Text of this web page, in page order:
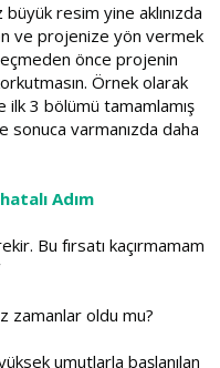
resim yine aklınızda
ve projenize yön vermek
önce projenin
Örnek olarak
ilk 3 bölümü tamamlamış
sonuca varmanızda daha
Adım
Bu fırsatı kaçırmamam
zamanlar oldu mu?
umutlarla başlanılan